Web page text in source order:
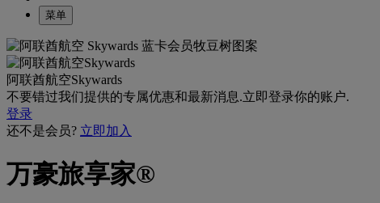
菜单
阿联酋航空Skywards
不要错过我们提供的专属优惠和最新消息.立即登录你的账户.
登录
还不是会员? 立即加入
万豪旅享家®